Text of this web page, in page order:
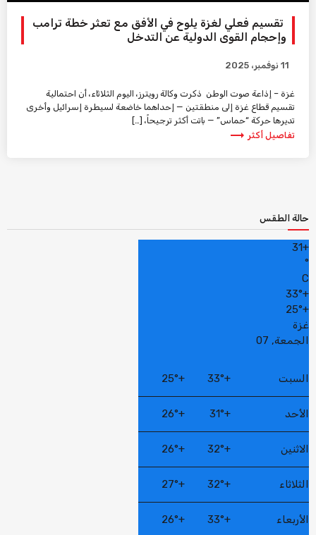
تقسيم فعلي لغزة يلوح في الأفق مع تعثر خطة ترامب
وإحجام القوى الدولية عن التدخل
11 نوفمبر، 2025
غزة – إذاعة صوت الوطن ذكرت وكالة رويترز، اليوم الثلاثاء، أن احتمالية
تقسيم قطاع غزة إلى منطقتين — إحداهما خاضعة لسيطرة إسرائيل وأخرى
تديرها حركة “حماس” — باتت أكثر ترجيحاً، […]
تفاصيل أكثر trending_flat
حالة الطقس
+
31
°
C
+
33°
+
25°
غزة
الجمعة, 07
السبت +
33°
+
25°
الأحد +
31°
+
26°
الاثنين +
32°
+
26°
الثلاثاء +
32°
+
27°
الأربعاء +
33°
+
26°